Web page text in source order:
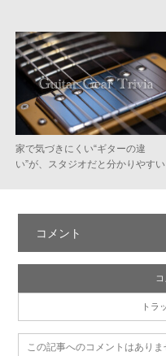
家で気づきにくい“ギターの違
い”が、スタジオだと分かりやす
コメント
トラ
この記事へのコメントはありま